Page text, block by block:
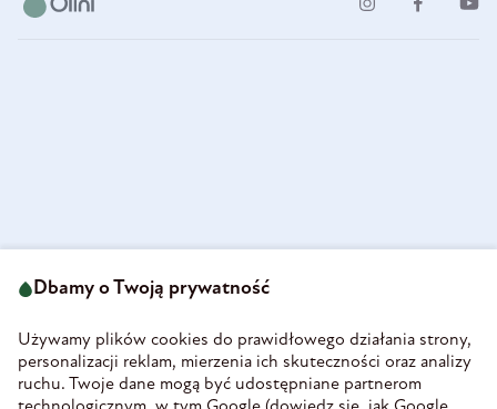
58-160 Świebodzice
REGON 890213034
INFORMACJE
Dbamy o Twoją prywatność
Używamy plików cookies do prawidłowego działania strony,
personalizacji reklam, mierzenia ich skuteczności oraz analizy
ruchu. Twoje dane mogą być udostępniane partnerom